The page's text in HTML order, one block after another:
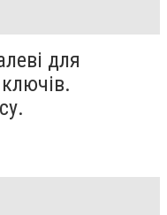
для